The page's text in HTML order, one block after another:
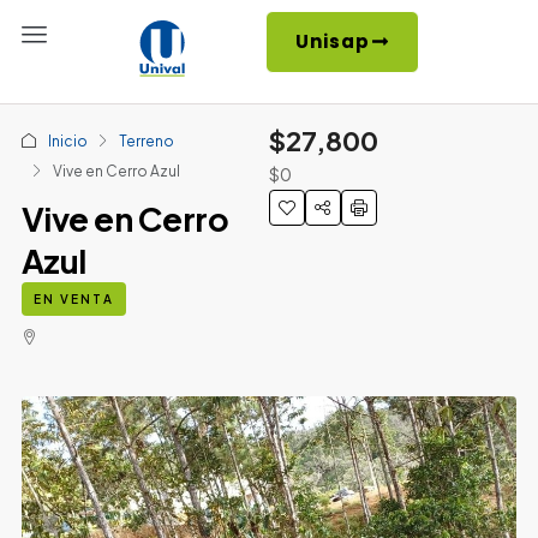
Unisap
Inicio
Terreno
Vive en Cerro Azul
Vive en Cerro
Azul
EN VENTA
$27,800
$0